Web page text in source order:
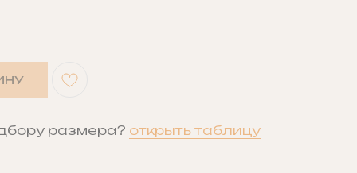
размера? открыть таблицу